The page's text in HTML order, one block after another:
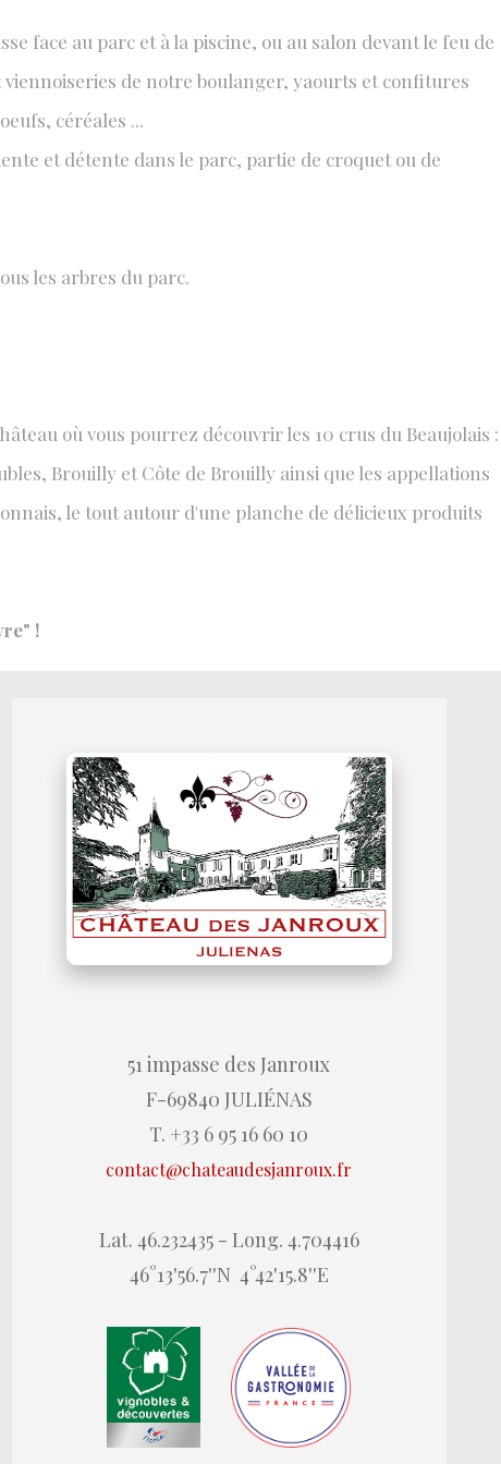
face au parc et à la piscine, ou au salon devant le feu de
de notre boulanger, yaourts et confitures
céréales ...
et détente dans le parc, partie de croquet ou de
les arbres du parc.
où vous pourrez découvrir les 10 crus du Beaujolais :
Brouilly et Côte de Brouilly ainsi que les appellations
le tout autour d'une planche de délicieux produits
!
51 impasse des Janroux
F-69840 JULIÉNAS
T. +33 6 95 16 60 10
contact@chateaudesjanroux.fr
Lat. 46.232435 - Long. 4.704416
46°13'56.7''N 4°42'15.8''E